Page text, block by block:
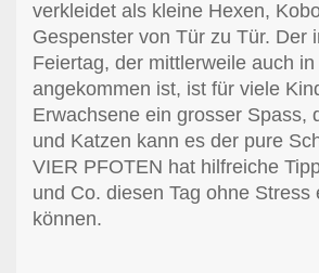
verkleidet als kleine Hexen,
Gespenster von Tür zu Tür. Der
Feiertag, der mittlerweile auch
angekommen ist, ist für viele
Erwachsene ein grosser Spass,
und Katzen kann es der pure
VIER PFOTEN hat hilfreiche
und Co. diesen Tag ohne Stress
können.